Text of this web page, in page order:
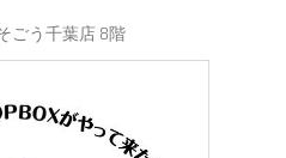
ごう千葉店 8階